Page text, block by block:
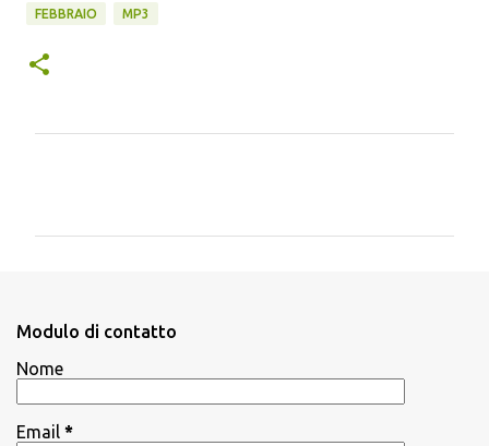
FEBBRAIO MP3
i
Modulo di contatto
Nome
Email *